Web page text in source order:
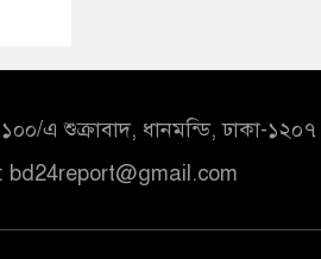
এ শুক্রাবাদ, ধানমন্ডি, ঢাকা-১২০৭
bd24report@gmail.com